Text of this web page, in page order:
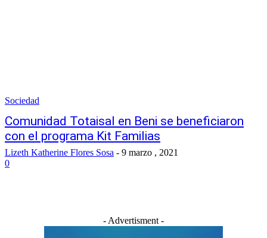
Sociedad
Comunidad Totaisal en Beni se beneficiaron
con el programa Kit Familias
Lizeth Katherine Flores Sosa - 9 marzo , 2021
0
- Advertisment -